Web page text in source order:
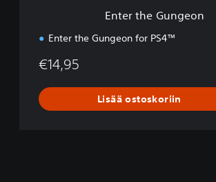
Enter the Gungeon
Enter the Gungeon for PS4™
€14,95
Lisää ostoskoriin